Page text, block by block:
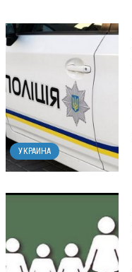
УКРАИНА